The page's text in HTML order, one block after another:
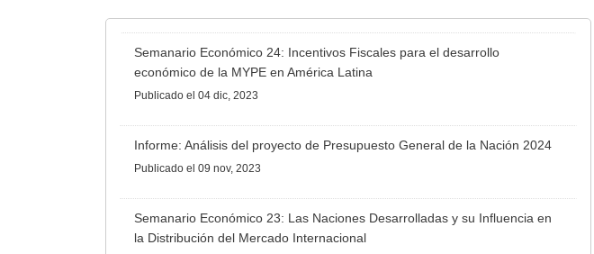
Semanario Económico 24: Incentivos Fiscales para el desarrollo
económico de la MYPE en América Latina
Publicado el 04 dic, 2023
Informe: Análisis del proyecto de Presupuesto General de la Nación 2024
Publicado el 09 nov, 2023
Semanario Económico 23: Las Naciones Desarrolladas y su Influencia en
la Distribución del Mercado Internacional